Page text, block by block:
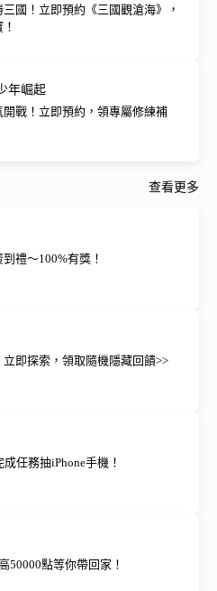
國！立即預約《三國觀滄海》，
年崛起
戰！立即預約，領專屬修練補
查看更多
禮～100%有獎！
即探索，領取隨機隱藏回饋>>
任務抽iPhone手機！
50000點等你帶回家！